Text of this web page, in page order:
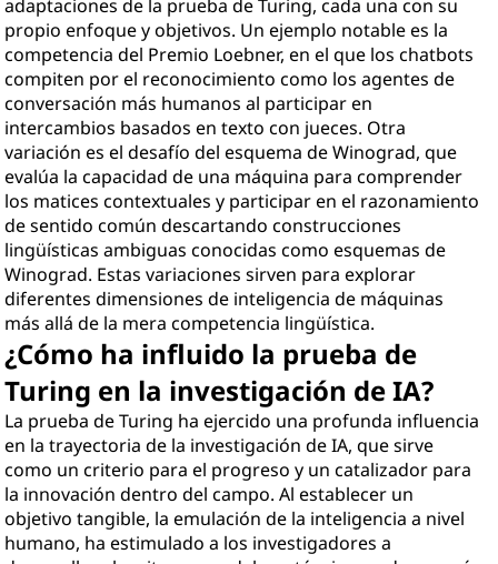
adaptaciones de la prueba de Turing, cada una con su
propio enfoque y objetivos. Un ejemplo notable es la
competencia del Premio Loebner, en el que los chatbots
compiten por el reconocimiento como los agentes de
conversación más humanos al participar en
intercambios basados en texto con jueces. Otra
variación es el desafío del esquema de Winograd, que
evalúa la capacidad de una máquina para comprender
los matices contextuales y participar en el razonamiento
de sentido común descartando construcciones
lingüísticas ambiguas conocidas como esquemas de
Winograd. Estas variaciones sirven para explorar
diferentes dimensiones de inteligencia de máquinas
más allá de la mera competencia lingüística.
¿Cómo ha influido la prueba de
Turing en la investigación de IA?
La prueba de Turing ha ejercido una profunda influencia
en la trayectoria de la investigación de IA, que sirve
como un criterio para el progreso y un catalizador para
la innovación dentro del campo. Al establecer un
objetivo tangible, la emulación de la inteligencia a nivel
humano, ha estimulado a los investigadores a